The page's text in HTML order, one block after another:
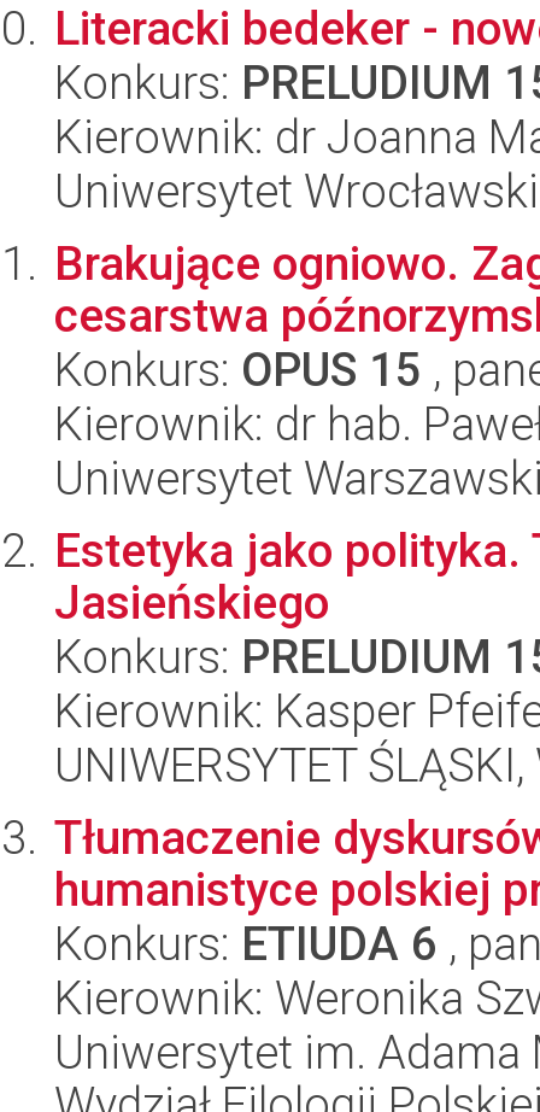
Literacki bedeker -
Konkurs: PRELUDIUM
Kierownik: dr Joanna
Uniwersytet
Brakujące ogniowo.
cesarstwa
Konkurs: OPUS 15 ,
Kierownik: dr hab.
Uniwersytet
Estetyka jako polityka.
Jasieńskiego
Konkurs: PRELUDIUM
Kierownik: Kasper
UNIWERSYTET
Tłumaczenie
humanistyce polskiej
Konkurs: ETIUDA 6 ,
Kierownik: Weronika
Uniwersytet im.